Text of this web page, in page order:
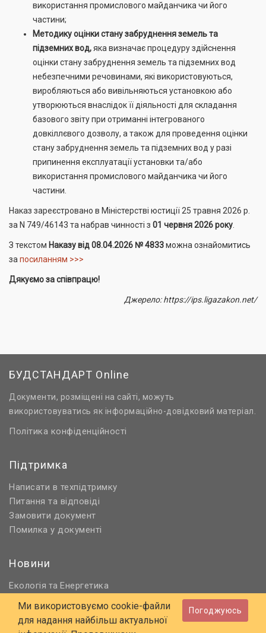
використання промислового майданчика чи його
частини;
Методику оцінки стану забруднення земель та
підземних вод,яка визначає процедуру здійснення
оцінки стану забруднення земель та підземних вод
небезпечними речовинами, які використовуються,
виробляються або вивільняються установкою або
утворюються внаслідок її діяльності для складання
базового звіту при отриманні інтегрованого
довкіллєвого дозволу, а також для проведення оцінки
стану забруднення земель та підземних вод у разі
припинення експлуатації установки та/або
використання промислового майданчика чи його
частини.
Наказ зареєстровано в Міністерстві юстиції 25 травня 2026 р.
за N 749/46143 та набрав чинності з 01 червня 2026 року.
З текстом Наказу від 08.04.2026 № 4833можна ознайомитись
запосиланням >>>
Дякуємо за співпрацю!
Джерело: https://ips.ligazakon.net/
БУДСТАНДАРТ Online
Документи, розміщені на сайті, можуть
використовуватись як інформаційно-довідковий матеріал.
Політика конфіденційності
Підтримка
Написати в техпідтримку
Питання та відповіді
Замовити документ
Помилка у документі
Новини
Екологія та Енергетика
Нормативне регулювання
Будівництво та проєктування
Охорона праці та ПБ
Ми використовуємо cookie-файли
для надання найбільш актуальної
Погоджуюсь